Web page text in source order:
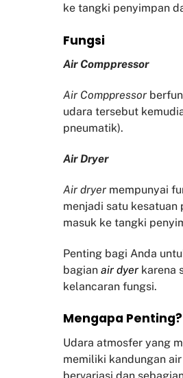
ke tangki penyimpan
Fungsi
Air Comppressor
Air Comppressor
udara tersebut
pneumatik).
Air Dryer
Air dryer mempunyai
menjadi satu kesatuan
masuk ke tangki
Penting bagi Anda
bagian air dyer karena
kelancaran fungsi.
Mengapa Penting?
Udara atmosfer yang
memiliki kandungan